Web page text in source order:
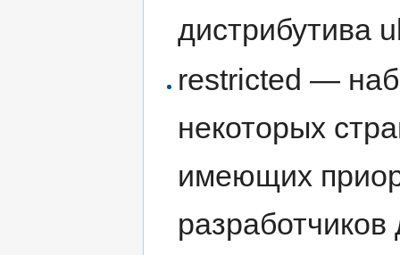
дистрибутива
restricted —
некоторых
имеющих